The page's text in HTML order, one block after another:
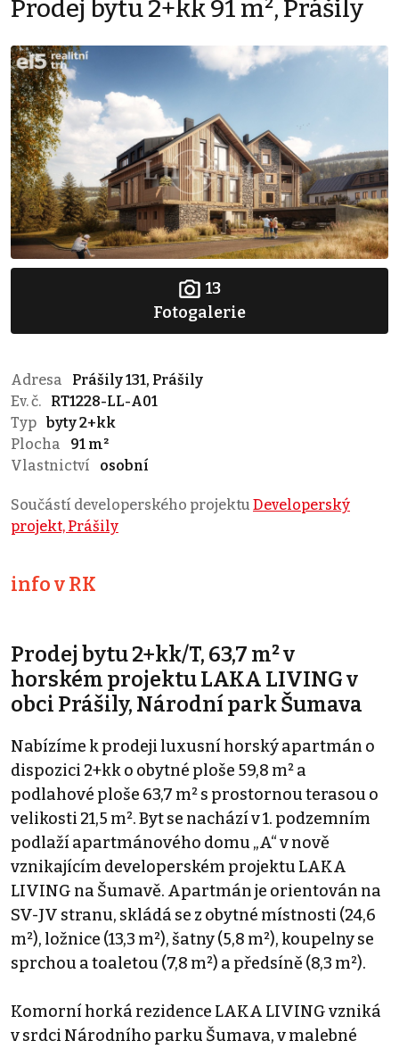
Prodej bytu 2+kk 91 m², Prášily
13
Fotogalerie
Adresa
Prášily 131, Prášily
Ev. č.
RT1228-LL-A01
Typ byty 2+kk
Plocha
91 m²
Vlastnictví
osobní
Součástí developerského projektu Developerský
projekt, Prášily
info v RK
Prodej bytu 2+kk/T, 63,7 m² v
horském projektu LAKA LIVING v
obci Prášily, Národní park Šumava
Nabízíme k prodeji luxusní horský apartmán o
dispozici 2+kk o obytné ploše 59,8 m² a
podlahové ploše 63,7 m² s prostornou terasou o
velikosti 21,5 m². Byt se nachází v 1. podzemním
podlaží apartmánového domu „A“ v nově
vznikajícím developerském projektu LAKA
LIVING na Šumavě. Apartmán je orientován na
SV-JV stranu, skládá se z obytné místnosti (24,6
m²), ložnice (13,3 m²), šatny (5,8 m²), koupelny se
sprchou a toaletou (7,8 m²) a předsíně (8,3 m²).
Komorní horká rezidence LAKA LIVING vzniká
v srdci Národního parku Šumava, v malebné